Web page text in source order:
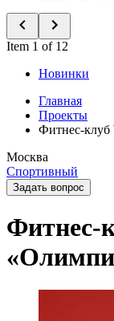
Item 1 of 12
Новинки
Главная
Проекты
Фитнес-клуб
Москва
Спортивный
Задать вопрос
Фитнес-